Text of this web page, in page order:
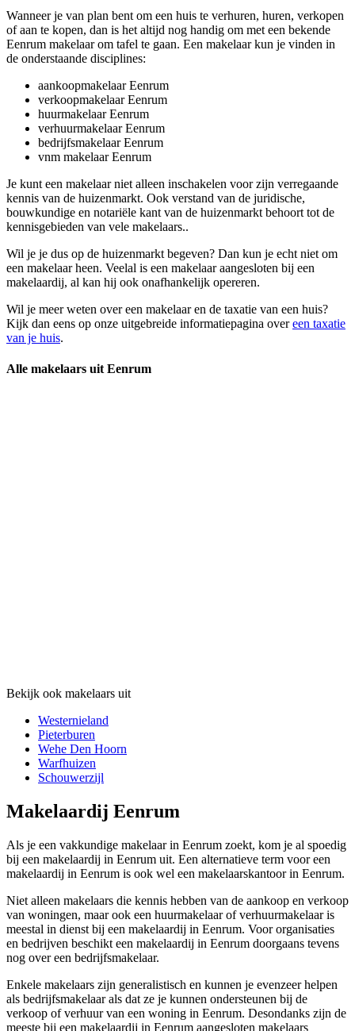
Wanneer je van plan bent om een huis te verhuren, huren, verkopen
of aan te kopen, dan is het altijd nog handig om met een bekende
Eenrum makelaar om tafel te gaan. Een makelaar kun je vinden in
de onderstaande disciplines:
aankoopmakelaar Eenrum
verkoopmakelaar Eenrum
huurmakelaar Eenrum
verhuurmakelaar Eenrum
bedrijfsmakelaar Eenrum
vnm makelaar Eenrum
Je kunt een makelaar niet alleen inschakelen voor zijn verregaande
kennis van de huizenmarkt. Ook verstand van de juridische,
bouwkundige en notariële kant van de huizenmarkt behoort tot de
kennisgebieden van vele makelaars..
Wil je je dus op de huizenmarkt begeven? Dan kun je echt niet om
een makelaar heen. Veelal is een makelaar aangesloten bij een
makelaardij, al kan hij ook onafhankelijk opereren.
Wil je meer weten over een makelaar en de taxatie van een huis?
Kijk dan eens op onze uitgebreide informatiepagina overeen taxatie
van je huis.
Alle makelaars uit Eenrum
Bekijk ook makelaars uit
Westernieland
Pieterburen
Wehe Den Hoorn
Warfhuizen
Schouwerzijl
Makelaardij Eenrum
Als je een vakkundige makelaar in Eenrum zoekt, kom je al spoedig
bij een makelaardij in Eenrum uit. Een alternatieve term voor een
makelaardij in Eenrum is ook wel een makelaarskantoor in Eenrum.
Niet alleen makelaars die kennis hebben van de aankoop en verkoop
van woningen, maar ook een huurmakelaar of verhuurmakelaar is
meestal in dienst bij een makelaardij in Eenrum. Voor organisaties
en bedrijven beschikt een makelaardij in Eenrum doorgaans tevens
nog over een bedrijfsmakelaar.
Enkele makelaars zijn generalistisch en kunnen je evenzeer helpen
als bedrijfsmakelaar als dat ze je kunnen ondersteunen bij de
verkoop of verhuur van een woning in Eenrum. Desondanks zijn de
meeste bij een makelaardij in Eenrum aangesloten makelaars